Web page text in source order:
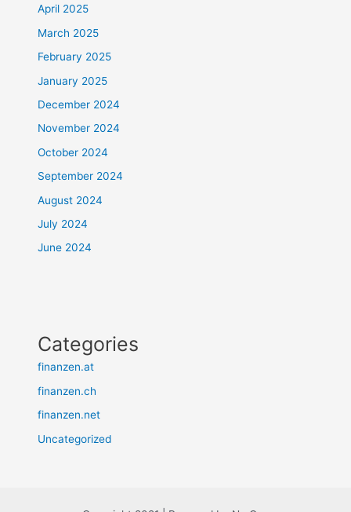
April 2025
March 2025
February 2025
January 2025
December 2024
November 2024
October 2024
September 2024
August 2024
July 2024
June 2024
Categories
finanzen.at
finanzen.ch
finanzen.net
Uncategorized